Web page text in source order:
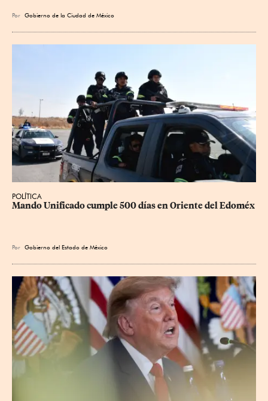
Por Gobierno de la Ciudad de México
POLÍTICA
Mando Unificado cumple 500 días en Oriente del Edoméx
Por Gobierno del Estado de México